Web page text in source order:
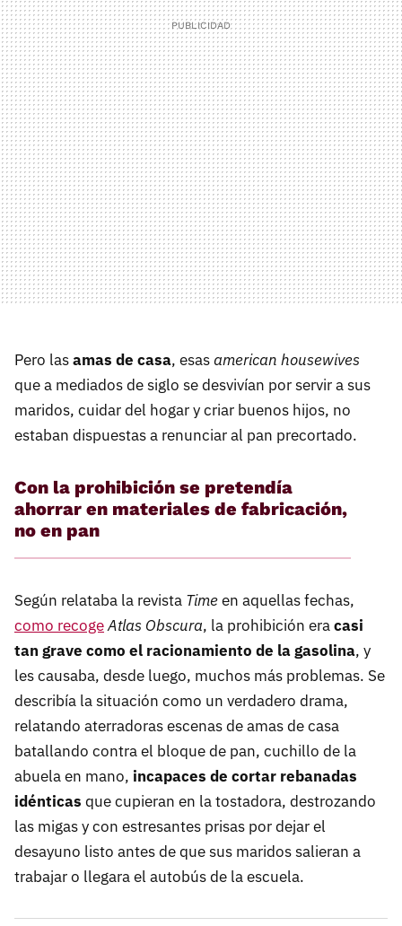
Pero lasamas de casa, esasamerican housewives
que a mediados de siglo se desvivían por servir a sus
maridos, cuidar del hogar y criar buenos hijos, no
estaban dispuestas a renunciar al pan precortado.
Con la prohibición se pretendía
ahorrar en materiales de fabricación,
no en pan
Según relataba la revista Timeen aquellas fechas,
como recogeAtlas Obscura, la prohibición eracasi
tan grave como el racionamiento de la gasolina, y
les causaba, desde luego, muchos más problemas. Se
describía la situación como un verdadero drama,
relatando aterradoras escenas de amas de casa
batallando contra el bloque de pan, cuchillo de la
abuela en mano, incapaces de cortar rebanadas
idénticas que cupieran en la tostadora, destrozando
las migas y con estresantes prisas por dejar el
desayuno listo antes de que sus maridos salieran a
trabajar o llegara el autobús de la escuela.